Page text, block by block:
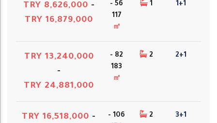
1+1
1
56 -
117
㎡
TRY 8,626,000 -
TRY 16,879,000
2+1
2
82 -
183
㎡
TRY 13,240,000
-
TRY 24,881,000
3+1
2
106 -
TRY 16,518,000 -